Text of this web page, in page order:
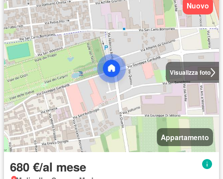
Visualizza foto
Nuovo
Appartamento
680 €/al mese